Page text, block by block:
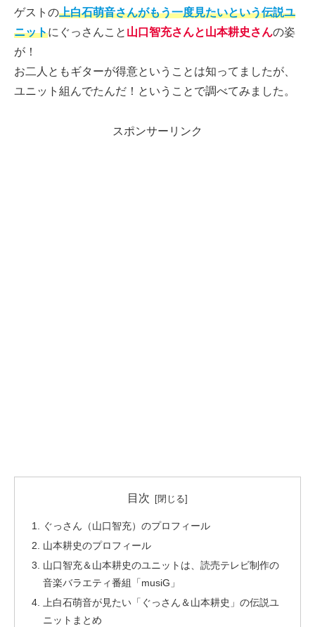
ゲストの上白石萌音さんがもう一度見たいという伝説ユ
ニットにぐっさんこと 山口智充さんと山本耕史さんの姿
が！
お二人ともギターが得意ということは知ってましたが、
ユニット組んでたんだ！ということで調べてみました。
スポンサーリンク
目次
ぐっさん（山口智充）のプロフィール
山本耕史のプロフィール
山口智充＆山本耕史のユニットは、読売テレビ制作の
音楽バラエティ番組「musiG」
上白石萌音が見たい「ぐっさん＆山本耕史」の伝説ユ
ニットまとめ